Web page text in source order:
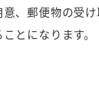
、郵便物の受
とになります。